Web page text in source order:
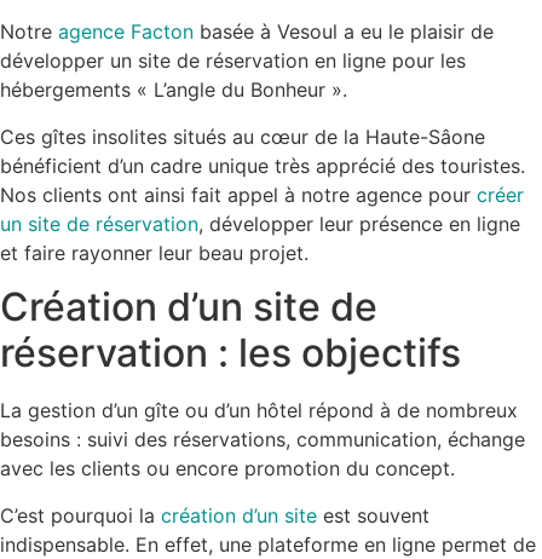
Notre agence Facton basée à Vesoul a eu le plaisir de
développer un site de réservation en ligne pour les
hébergements « L’angle du Bonheur ».
Ces gîtes insolites situés au cœur de la Haute-Sâone
bénéficient d’un cadre unique très apprécié des touristes.
Nos clients ont ainsi fait appel à notre agence pour créer
un site de réservation, développer leur présence en ligne
et faire rayonner leur beau projet.
Création d’un site de
réservation : les objectifs
La gestion d’un gîte ou d’un hôtel répond à de nombreux
besoins : suivi des réservations, communication, échange
avec les clients ou encore promotion du concept.
C’est pourquoi la création d’un site est souvent
indispensable. En effet, une plateforme en ligne permet de